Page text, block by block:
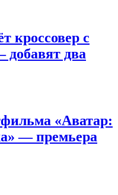
кроссовер с
два
«Аватар:
— премьера